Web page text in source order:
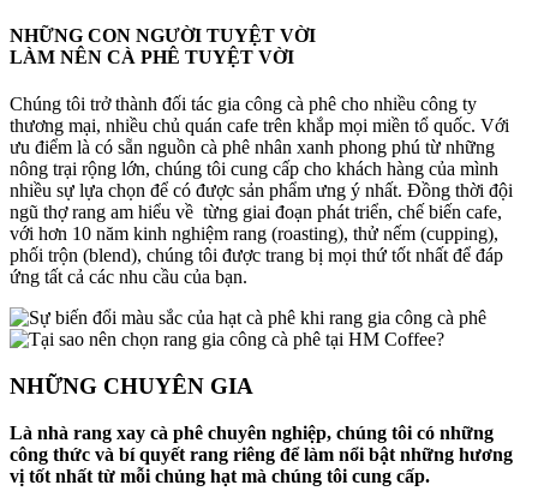
NHỮNG CON NGƯỜI TUYỆT VỜI
LÀM NÊN CÀ PHÊ TUYỆT VỜI
Chúng tôi trở thành đối tác gia công cà phê cho nhiều công ty
thương mại, nhiều chủ quán cafe trên khắp mọi miền tổ quốc. Với
ưu điểm là có sẵn nguồn cà phê nhân xanh phong phú từ những
nông trại rộng lớn, chúng tôi cung cấp cho khách hàng của mình
nhiều sự lựa chọn để có được sản phẩm ưng ý nhất. Đồng thời đội
ngũ thợ rang am hiểu về từng giai đoạn phát triển, chế biến cafe,
với hơn 10 năm kinh nghiệm rang (roasting), thử nếm (cupping),
phối trộn (blend), chúng tôi được trang bị mọi thứ tốt nhất để đáp
ứng tất cả các nhu cầu của bạn.
NHỮNG CHUYÊN GIA
Là nhà rang xay cà phê chuyên nghiệp, chúng tôi có những
công thức và bí quyết rang riêng để làm nổi bật những hương
vị tốt nhất từ mỗi chủng hạt mà chúng tôi cung cấp.